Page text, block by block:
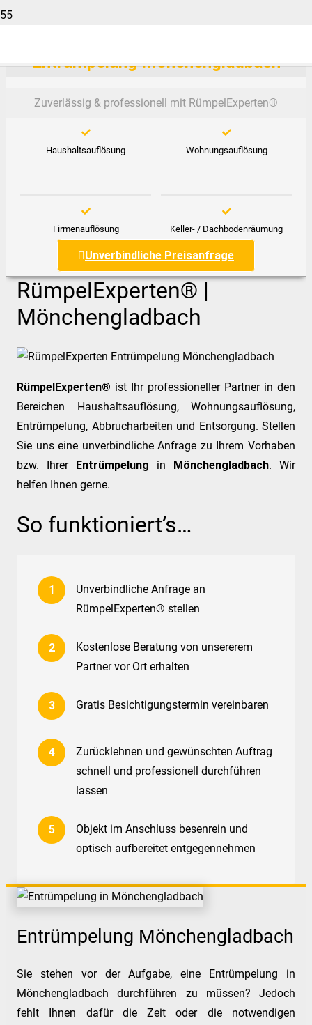
Entrümpelung Mönchengladbach
Zuverlässig & professionell mit RümpelExperten®️
Haushaltsauflösung Wohnungsauflösung
Firmenauflösung Keller- / Dachbodenräumung
Unverbindliche Preisanfrage
RümpelExperten® |
Mönchengladbach
RümpelExperten® ist Ihr professioneller Partner in den
Bereichen Haushaltsauflösung, Wohnungsauflösung,
Entrümpelung, Abbrucharbeiten und Entsorgung. Stellen
Sie uns eine unverbindliche Anfrage zu Ihrem Vorhaben
bzw. Ihrer Entrümpelung in Mönchengladbach. Wir
helfen Ihnen gerne.
So funktioniert’s…
Unverbindliche Anfrage an
RümpelExperten® stellen
Kostenlose Beratung von unsererem
Partner vor Ort erhalten
Gratis Besichtigungstermin vereinbaren
Zurücklehnen und gewünschten Auftrag
schnell und professionell durchführen
lassen
Objekt im Anschluss besenrein und
optisch aufbereitet entgegennehmen
Entrümpelung Mönchengladbach
Sie stehen vor der Aufgabe, eine Entrümpelung in
Mönchengladbach durchführen zu müssen? Jedoch
fehlt Ihnen dafür die Zeit oder die notwendigen